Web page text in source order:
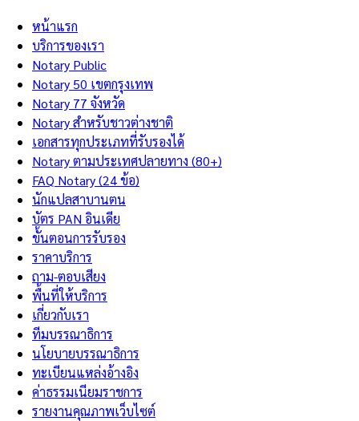
หน้าแรก
บริการของเรา
Notary Public
Notary 50 เขตกรุงเทพ
Notary 77 จังหวัด
Notary สำหรับชาวต่างชาติ
เอกสารทุกประเภทที่รับรองได้
Notary ตามประเทศปลายทาง (80+)
FAQ Notary (24 ข้อ)
นักแปลสาบานตน
บัตร PAN อินเดีย
ขั้นตอนการรับรอง
ราคาบริการ
ถาม-ตอบเสียง
พื้นที่ให้บริการ
เกี่ยวกับเรา
ทีมบรรณาธิการ
นโยบายบรรณาธิการ
ทะเบียนแหล่งอ้างอิง
ค่าธรรมเนียมราชการ
รายงานคุณภาพเว็บไซต์